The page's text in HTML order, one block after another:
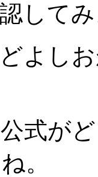
して
よし
式が
。